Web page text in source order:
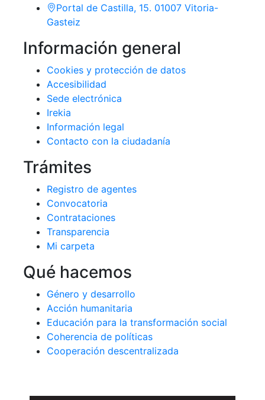
Portal de Castilla, 15. 01007 Vitoria-
Gasteiz
Información general
Cookies y protección de datos
Accesibilidad
Sede electrónica
Irekia
Información legal
Contacto con la ciudadanía
Trámites
Registro de agentes
Convocatoria
Contrataciones
Transparencia
Mi carpeta
Qué hacemos
Género y desarrollo
Acción humanitaria
Educación para la transformación social
Coherencia de políticas
Cooperación descentralizada